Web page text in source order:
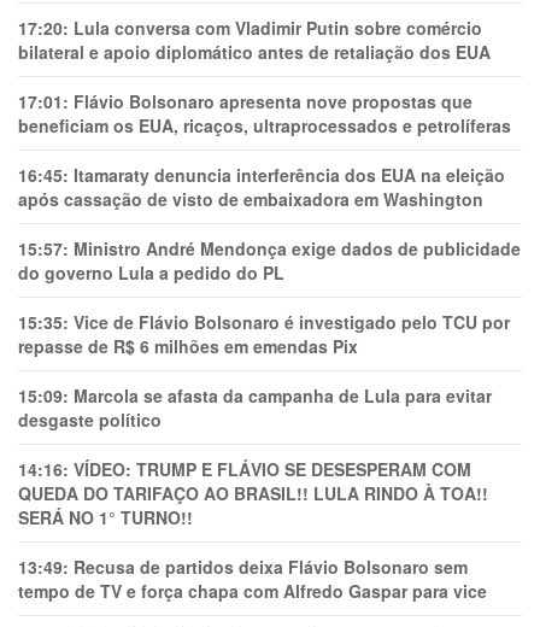
17:20: Lula conversa com Vladimir Putin sobre comércio
bilateral e apoio diplomático antes de retaliação dos EUA
17:01: Flávio Bolsonaro apresenta nove propostas que
beneficiam os EUA, ricaços, ultraprocessados e petrolíferas
16:45: Itamaraty denuncia interferência dos EUA na eleição
após cassação de visto de embaixadora em Washington
15:57: Ministro André Mendonça exige dados de publicidade
do governo Lula a pedido do PL
15:35: Vice de Flávio Bolsonaro é investigado pelo TCU por
repasse de R$ 6 milhões em emendas Pix
15:09: Marcola se afasta da campanha de Lula para evitar
desgaste político
14:16: VÍDEO: TRUMP E FLÁVIO SE DESESPERAM COM
QUEDA DO TARIFAÇO AO BRASIL!! LULA RINDO À TOA!!
SERÁ NO 1° TURNO!!
13:49: Recusa de partidos deixa Flávio Bolsonaro sem
tempo de TV e força chapa com Alfredo Gaspar para vice